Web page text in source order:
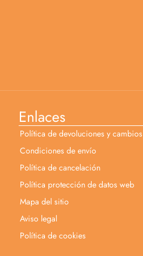
Enlaces
Política de devoluciones y cambios
Condiciones de envío
Política de cancelación
Política protección de datos web
Mapa del sitio
Aviso legal
Política de cookies